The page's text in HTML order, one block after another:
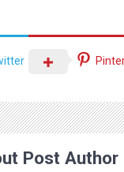
Post Author